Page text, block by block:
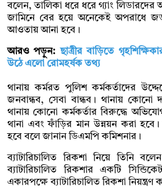
বলেন, তালিকা ধরে ধরে গ্যাং
জামিনে বের হয়ে অনেকেই অপরাধে
আওতায় আনা হবে।
আরও পড়ুন:ছাত্রীর বাড়িতে
উঠে এলো রোমহর্ষক তথ্য
থানায় কর্মরত পুলিশ কর্মকর্তাদের
জনবান্ধব, সেবা বান্ধব। থানায় কোনো
থানায় কোনো কর্মকর্তার বিরুদ্ধে
থানা এবং ফাঁড়ির মান উন্নয়ন করা
হবে বলে জানান ডিএমপি কমিশনার।
ব্যাটারিচালিত রিকশা নিয়ে তিনি
ব্যাটারিচালিত রিকশার একটি
একারপক্ষে ব্যাটারিচালিত রিকশা নিয়ন্ত্রণ